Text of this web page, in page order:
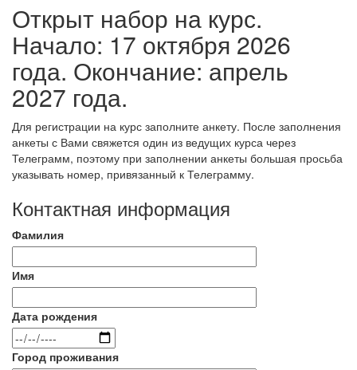
Открыт набор на курс.
Начало: 17 октября 2026
года. Окончание: апрель
2027 года.
Для регистрации на курс заполните анкету. После заполнения
анкеты с Вами свяжется один из ведущих курса через
Телеграмм, поэтому при заполнении анкеты большая просьба
указывать номер, привязанный к Телеграмму.
Контактная информация
Фамилия
Имя
Дата рождения
Город проживания